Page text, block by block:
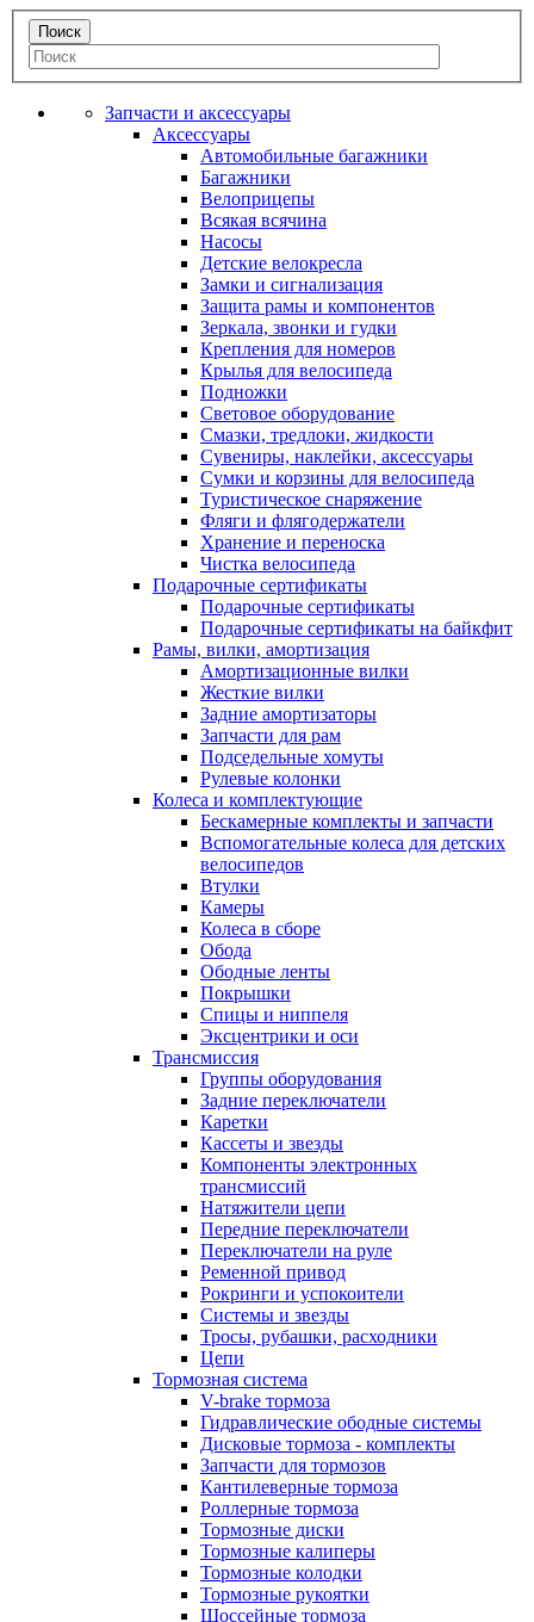
Запчасти и аксессуары
Аксессуары
Автомобильные багажники
Багажники
Велоприцепы
Всякая всячина
Насосы
Детские велокресла
Замки и сигнализация
Защита рамы и компонентов
Зеркала, звонки и гудки
Крепления для номеров
Крылья для велосипеда
Подножки
Световое оборудование
Смазки, тредлоки, жидкости
Сувениры, наклейки, аксессуары
Сумки и корзины для велосипеда
Туристическое снаряжение
Фляги и флягодержатели
Хранение и переноска
Чистка велосипеда
Подарочные сертификаты
Подарочные сертификаты
Подарочные сертификаты на байкфит
Рамы, вилки, амортизация
Амортизационные вилки
Жесткие вилки
Задние амортизаторы
Запчасти для рам
Подседельные хомуты
Рулевые колонки
Колеса и комплектующие
Бескамерные комплекты и запчасти
Вспомогательные колеса для детских
велосипедов
Втулки
Камеры
Колеса в сборе
Обода
Ободные ленты
Покрышки
Спицы и ниппеля
Эксцентрики и оси
Трансмиссия
Группы оборудования
Задние переключатели
Каретки
Кассеты и звезды
Компоненты электронных
трансмиссий
Натяжители цепи
Передние переключатели
Переключатели на руле
Ременной привод
Рокринги и успокоители
Системы и звезды
Тросы, рубашки, расходники
Цепи
Тормозная система
V-brake тормоза
Гидравлические ободные системы
Дисковые тормоза - комплекты
Запчасти для тормозов
Кантилеверные тормоза
Роллерные тормоза
Тормозные диски
Тормозные калиперы
Тормозные колодки
Тормозные рукоятки
Шоссейные тормоза